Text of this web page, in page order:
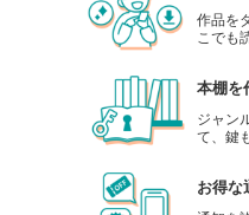
作品を
こでも
本棚を
ジャン
て、鍵
お得な